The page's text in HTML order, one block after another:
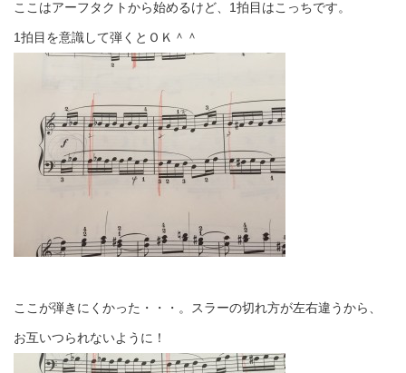
ここはアーフタクトから始めるけど、1拍目はこっちです。
1拍目を意識して弾くとＯＫ＾＾
ここが弾きにくかった・・・。スラーの切れ方が左右違うから、
お互いつられないように！